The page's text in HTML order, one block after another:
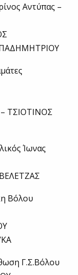
Αντύπας –
ΤΣΙΟΤΙΝΟΣ
Ίωνας
Βόλου
Γ.Σ.Βόλου